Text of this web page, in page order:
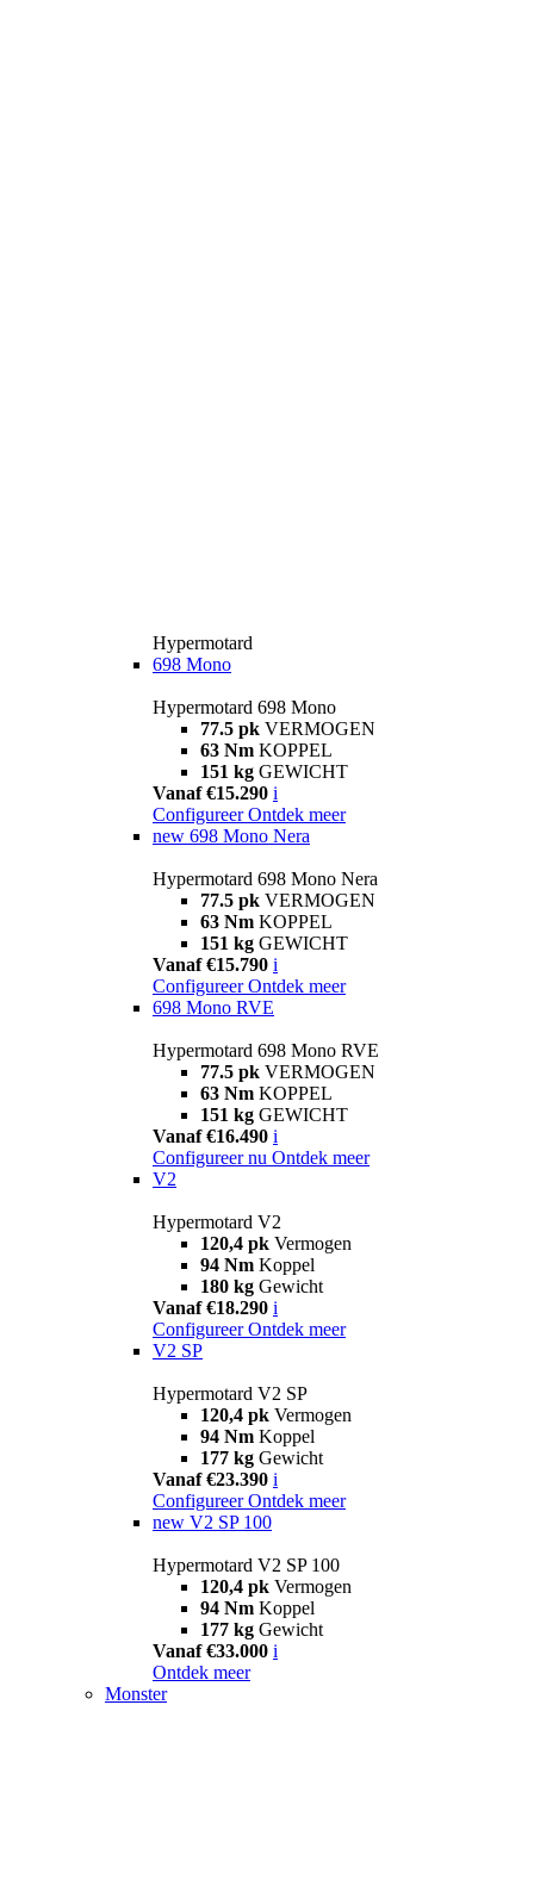
Hypermotard
698 Mono
Hypermotard 698 Mono
77.5 pk VERMOGEN
63 Nm KOPPEL
151 kg GEWICHT
Vanaf €15.290 i
Configureer Ontdek meer
new 698 Mono Nera
Hypermotard 698 Mono Nera
77.5 pk VERMOGEN
63 Nm KOPPEL
151 kg GEWICHT
Vanaf €15.790 i
Configureer Ontdek meer
698 Mono RVE
Hypermotard 698 Mono RVE
77.5 pk VERMOGEN
63 Nm KOPPEL
151 kg GEWICHT
Vanaf €16.490 i
Configureer nu Ontdek meer
V2
Hypermotard V2
120,4 pk Vermogen
94 Nm Koppel
180 kg Gewicht
Vanaf €18.290 i
Configureer Ontdek meer
V2 SP
Hypermotard V2 SP
120,4 pk Vermogen
94 Nm Koppel
177 kg Gewicht
Vanaf €23.390 i
Configureer Ontdek meer
new V2 SP 100
Hypermotard V2 SP 100
120,4 pk Vermogen
94 Nm Koppel
177 kg Gewicht
Vanaf €33.000 i
Ontdek meer
Monster